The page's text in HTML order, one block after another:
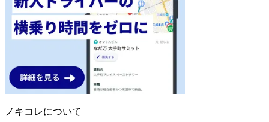
ノキコレについて